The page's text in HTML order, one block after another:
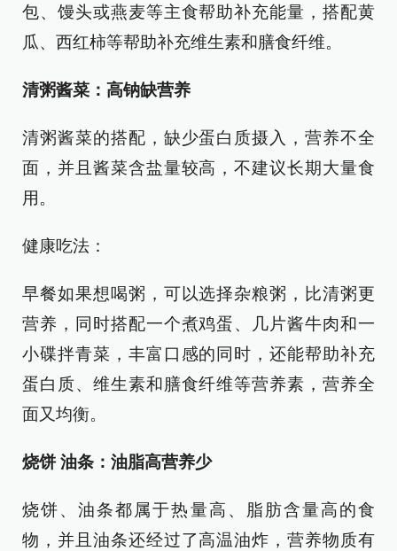
包、馒头或燕麦等主食帮助补充能量，搭配黄
瓜、西红柿等帮助补充维生素和膳食纤维。
清粥酱菜：高钠缺营养
清粥酱菜的搭配，缺少蛋白质摄入，营养不全
面，并且酱菜含盐量较高，不建议长期大量食
用。
健康吃法：
早餐如果想喝粥，可以选择杂粮粥，比清粥更
营养，同时搭配一个煮鸡蛋、几片酱牛肉和一
小碟拌青菜，丰富口感的同时，还能帮助补充
蛋白质、维生素和膳食纤维等营养素，营养全
面又均衡。
烧饼 油条：油脂高营养少
烧饼、油条都属于热量高、脂肪含量高的食
物，并且油条还经过了高温油炸，营养物质有